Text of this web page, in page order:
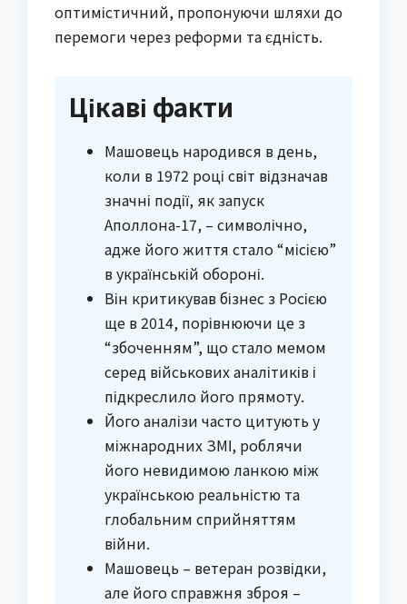
оптимістичний, пропонуючи шляхи до
перемоги через реформи та єдність.
Цікаві факти
Машовець народився в день,
коли в 1972 році світ відзначав
значні події, як запуск
Аполлона-17, – символічно,
адже його життя стало “місією”
в українській обороні.
Він критикував бізнес з Росією
ще в 2014, порівнюючи це з
“збоченням”, що стало мемом
серед військових аналітиків і
підкреслило його прямоту.
Його аналізи часто цитують у
міжнародних ЗМІ, роблячи
його невидимою ланкою між
українською реальністю та
глобальним сприйняттям
війни.
Машовець – ветеран розвідки,
але його справжня зброя –